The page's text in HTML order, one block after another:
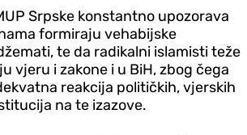
Srpske konstantno upozorava
formiraju vehabijske
te da radikalni islamisti teže
vjeru i zakone i u BiH, zbog čega
reakcija političkih, vjerskih
na te izazove.